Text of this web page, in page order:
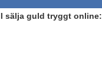
sälja guld tryggt online: